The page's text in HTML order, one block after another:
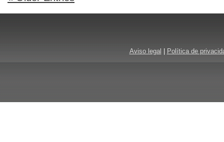
Aviso legal Política de